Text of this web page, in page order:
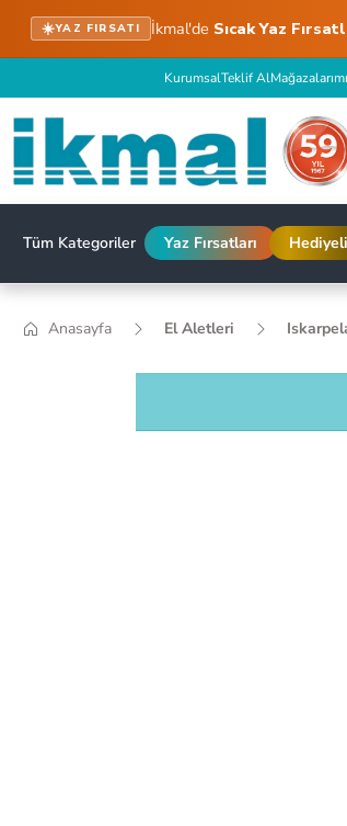
☀️YAZ FIRSATI İkmal'de Sıcak Yaz
KurumsalTeklif Al
Tüm Kategoriler Yaz Fırsatları
Anasayfa El Aletleri